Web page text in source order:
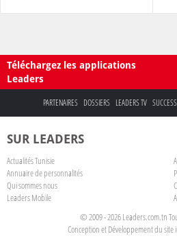
Téléchargez les applications
Leaders
PARTENAIRES DOSSIERS LEADERS TV
SUR LEADERS
Actualités Tunisie
Annuaire de personnalités
Qui sommes nous
Leaders Mobile
© 2009 - 2026 Leaders.com.tn
Conception et Développement du